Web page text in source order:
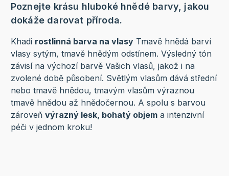
Poznejte krásu hluboké hnědé barvy, jakou
dokáže darovat příroda.
Khadi rostlinná barva na vlasyTmavě hnědá barví
vlasy sytým, tmavě hnědým odstínem. Výsledný tón
závisí na výchozí barvě Vašich vlasů, jakož i na
zvolené době působení. Světlým vlasům dává střední
nebo tmavě hnědou, tmavým vlasům výraznou
tmavě hnědou až hnědočernou. A spolu s barvou
zároveň výrazný lesk, bohatý objema intenzivní
péči v jednom kroku!